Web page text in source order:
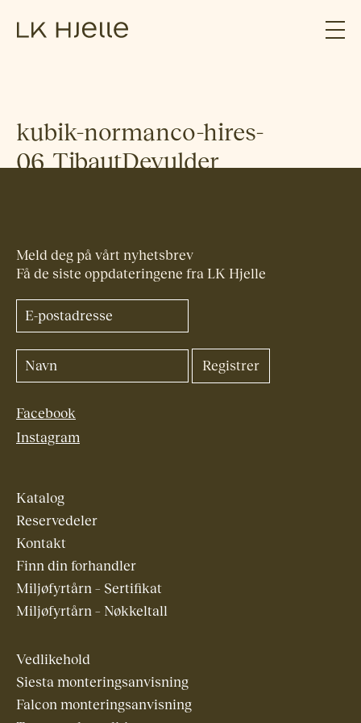
kubik-normanco-hires-
06_TibautDevulder
Meld deg på vårt nyhetsbrev
Få de siste oppdateringene fra LK Hjelle
Facebook
Instagram
Katalog
Reservedeler
Kontakt
Finn din forhandler
Miljøfyrtårn – Sertifikat
Miljøfyrtårn – Nøkkeltall
Vedlikehold
Siesta monteringsanvisning
Falcon monteringsanvisning